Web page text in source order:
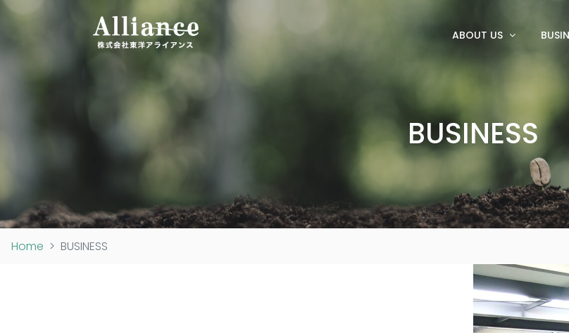
ABOUT US
BUSINESS
Home BUSINESS